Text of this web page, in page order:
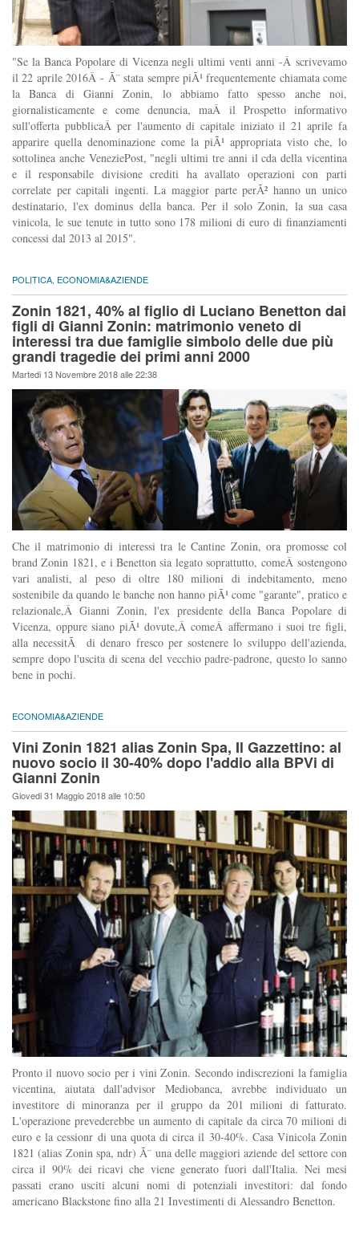
"Se la Banca Popolare di Vicenza negli ultimi venti anni -Â scrivevamo
il 22 aprile 2016Â - Ã¨ stata sempre piÃ¹ frequentemente chiamata come
la Banca di Gianni Zonin, lo abbiamo fatto spesso anche noi,
giornalisticamente e come denuncia, maÂ il Prospetto informativo
sull'offerta pubblicaÂ per l'aumento di capitale iniziato il 21 aprile fa
apparire quella denominazione come la piÃ¹ appropriata visto che, lo
sottolinea anche VeneziePost, "negli ultimi tre anni il cda della vicentina
e il responsabile divisione crediti ha avallato operazioni con parti
correlate per capitali ingenti. La maggior parte perÃ² hanno un unico
destinatario, l'ex dominus della banca. Per il solo Zonin, la sua casa
vinicola, le sue tenute in tutto sono 178 milioni di euro di finanziamenti
concessi dal 2013 al 2015".
POLITICA ECONOMIA&AZIENDE
Zonin 1821, 40% al figlio di Luciano Benetton dai
figli di Gianni Zonin: matrimonio veneto di
interessi tra due famiglie simbolo delle due più
grandi tragedie dei primi anni 2000
Martedi 13 Novembre 2018 alle 22:38
Che il matrimonio di interessi tra le Cantine Zonin, ora promosse col
brand Zonin 1821, e i Benetton sia legato soprattutto, comeÂ sostengono
vari analisti, al peso di oltre 180 milioni di indebitamento, meno
sostenibile da quando le banche non hanno piÃ¹ come "garante", pratico e
relazionale,Â Gianni Zonin, l'ex presidente della Banca Popolare di
Vicenza, oppure siano piÃ¹ dovute,Â comeÂ affermano i suoi tre figli,
alla necessitÃ di denaro fresco per sostenere lo sviluppo dell'azienda,
sempre dopo l'uscita di scena del vecchio padre-padrone, questo lo sanno
bene in pochi.
ECONOMIA&AZIENDE
Vini Zonin 1821 alias Zonin Spa, Il Gazzettino: al
nuovo socio il 30-40% dopo l'addio alla BPVi di
Gianni Zonin
Giovedi 31 Maggio 2018 alle 10:50
Pronto il nuovo socio per i vini Zonin. Secondo indiscrezioni la famiglia
vicentina, aiutata dall'advisor Mediobanca, avrebbe individuato un
investitore di minoranza per il gruppo da 201 milioni di fatturato.
L'operazione prevederebbe un aumento di capitale da circa 70 milioni di
euro e la cessionr di una quota di circa il 30-40%. Casa Vinicola Zonin
1821 (alias Zonin spa, ndr) Ã¨ una delle maggiori aziende del settore con
circa il 90% dei ricavi che viene generato fuori dall'Italia. Nei mesi
passati erano usciti alcuni nomi di potenziali investitori: dal fondo
americano Blackstone fino alla 21 Investimenti di Alessandro Benetton.